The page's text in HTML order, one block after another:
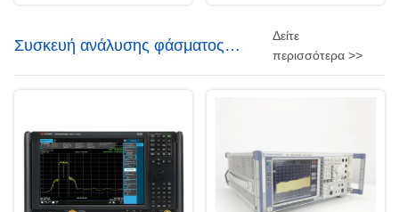
Συσκευή ανάλυσης φάσματος
σημάτων
Δείτε
περισσότερα >>